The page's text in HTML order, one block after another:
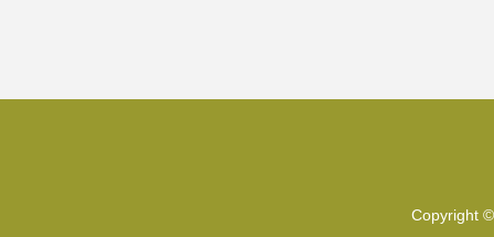
Copyright